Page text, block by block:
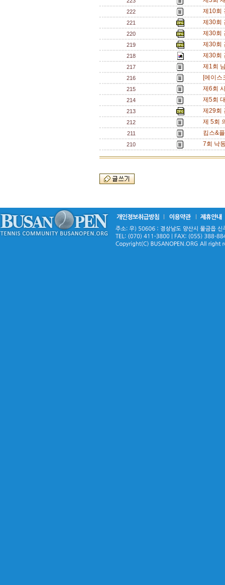
222 제10회
221 제30회
220 제30회
219 제30회
218 제30회
217 제1회
216 [에이스
215 제6회
214 제5회
213 제29회
212 제 5회
211 킴스&
210 7회 낙